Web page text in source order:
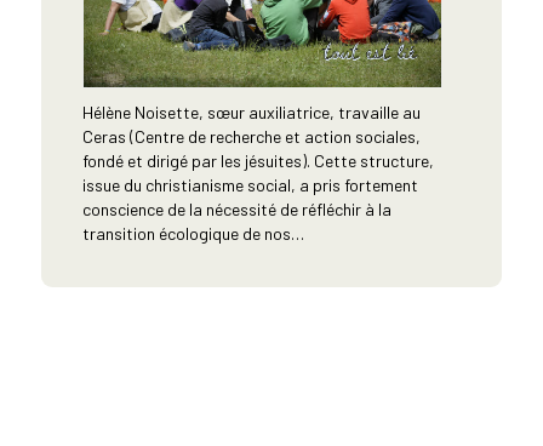
Hélène Noisette, sœur auxiliatrice, travaille au
Ceras (Centre de recherche et action sociales,
fondé et dirigé par les jésuites). Cette structure,
issue du christianisme social, a pris fortement
conscience de la nécessité de réfléchir à la
transition écologique de nos…